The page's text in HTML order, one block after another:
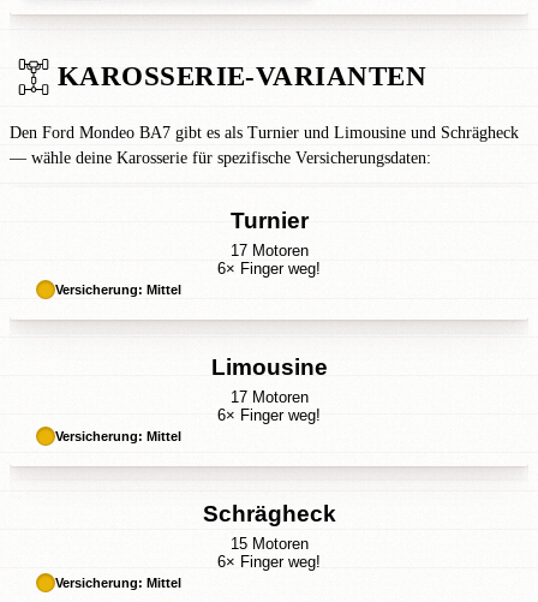
KAROSSERIE-VARIANTEN
Den Ford Mondeo BA7 gibt es als Turnier und Limousine und Schrägheck
— wähle deine Karosserie für spezifische Versicherungsdaten:
Turnier
17 Motoren
6× Finger weg!
Versicherung: Mittel
Limousine
17 Motoren
6× Finger weg!
Versicherung: Mittel
Schrägheck
15 Motoren
6× Finger weg!
Versicherung: Mittel